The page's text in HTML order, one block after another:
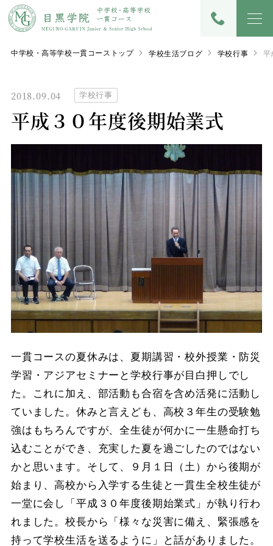
中学校・高等学校一貫コーストップ 学校生活ブログ 学校行事 平
2018.09.04 学校行事
平成３０年度後期始業式
一貫コースの夏休みは、夏期講習・校外授業・防災
学習・アジアセミナーと学校行事が目白押しでし
た。これに加え、部活動も合宿を含め活発に活動し
ていました。休みと言えども、高校３年生の受験勉
強はもちろんですが、全生徒が何かに一生懸命打ち
込むことができ、充実した夏を過ごしたのではない
かと思います。そして、９月１日（土）から後期が
始まり、高校から入学する生徒と一貫生全校生徒が
一堂に会し「平成３０年度後期始業式」が執り行わ
れました。校長から「様々な災害に備え、緊張感を
持って学校生活を送るように」と話がありました。